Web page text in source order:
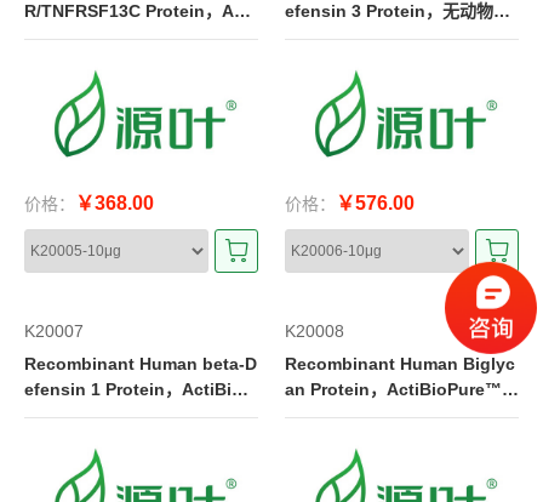
R/TNFRSF13C Protein，Acti
BioPure™, Bioactive, Anima
ee, ≥95%(SDS-PAGE)
价格： ￥368.00
efensin 3 Protein，无动物源,
Carrier Free, 生物活性, ActiBi
DS-PAGE&HPLC), 0.5M in T
价格： ￥576.00
K20007
Recombinant Human beta-D
efensin 1 Protein，ActiBioP
ure™, Bioactive, Animal Fre
igh performance, ≥98%(SDS
-PAGE&HPLC)
K20008
Recombinant Human Biglyc
an Protein，ActiBioPure™,
Bioactive, Animal Free, Carri
formance, ≥95%(SDS-PAGE)